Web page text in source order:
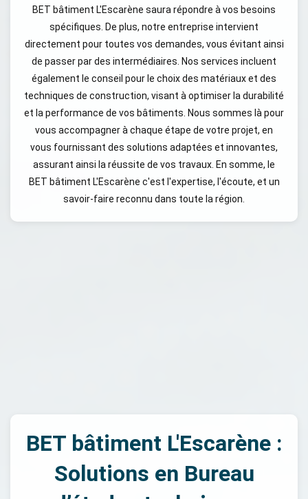
BET bâtiment L'Escarène saura répondre à vos besoins
spécifiques. De plus, notre entreprise intervient
directement pour toutes vos demandes, vous évitant ainsi
de passer par des intermédiaires. Nos services incluent
également le conseil pour le choix des matériaux et des
techniques de construction, visant à optimiser la durabilité
et la performance de vos bâtiments. Nous sommes là pour
vous accompagner à chaque étape de votre projet, en
vous fournissant des solutions adaptées et innovantes,
assurant ainsi la réussite de vos travaux. En somme, le
BET bâtiment L'Escarène c'est l'expertise, l'écoute, et un
savoir-faire reconnu dans toute la région.
BET bâtiment L'Escarène :
Solutions en Bureau